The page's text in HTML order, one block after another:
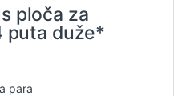
ploča za
puta duže*
para